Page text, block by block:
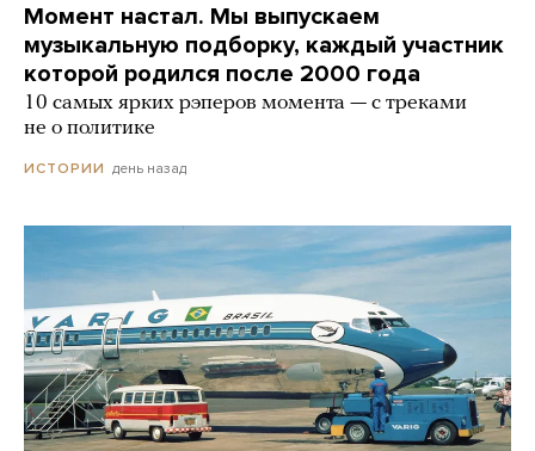
Момент настал. Мы выпускаем
музыкальную подборку, каждый участник
которой родился после 2000 года
10 самых ярких рэперов момента — с треками
не о политике
ИСТОРИИ день назад